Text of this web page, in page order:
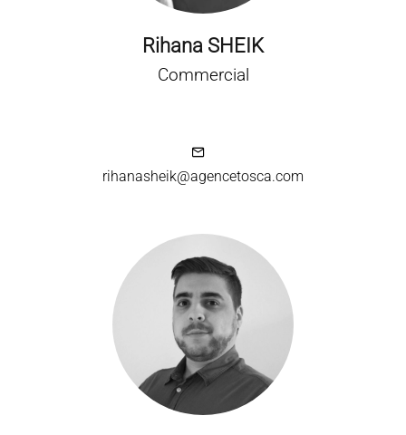
Rihana SHEIK
Commercial
rihanasheik@agencetosca.com